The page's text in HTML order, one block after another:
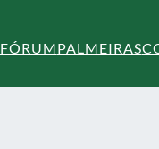
FÓRUMPALMEIRAS